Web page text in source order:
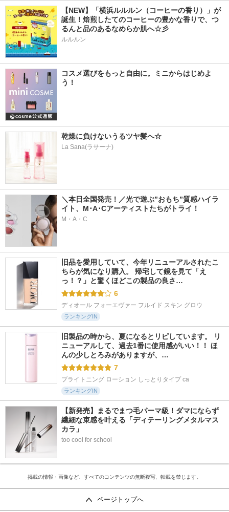
【NEW】「横浜ルルルン（コーヒーの香り）」が
誕生！焙煎したてのコーヒーの豊かな香りで、つ
るんと品のあるなめらか肌へ☆彡
ルルルン
コスメ選びをもっと自由に。ミニからはじめよ
う！
乾燥に負けないうるツヤ髪へ☆
La Sana(ラサーナ)
＼本日全国発売！／光で遊ぶ”おもち”質感ハイラ
イト、M･A･Cアーティストたちがトライ！
M・A・C
旧品を愛用していて、今年リニューアルされたこ
ちらが気になり購入。 帰宅して鏡を見て「え
っ！？」と驚くほどこの製品の良さ…
6
ディオール フォーエヴァー フルイド スキン グロウ
ランキングIN
旧製品の時から、夏になるとリピしています。 リ
ニューアルして、過去1番に使用感がいい！！ ほ
んの少しとろみがありますが、…
7
ブライトニング ローション しっとりタイプ ca
ランキングIN
【新発売】まるでまつ毛パーマ級！ダマにならず
繊細な束感を叶える「ディテーリングメタルマス
カラ」
too cool for school
掲載の情報・画像など、すべてのコンテンツの無断複写、転載を禁じます。
ページトップへ